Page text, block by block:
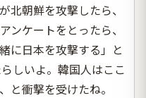
北朝鮮を攻撃したら、
ンケートをとったら、
に日本を攻撃する」と
しいよ。韓国人はここ
と衝撃を受けたね。